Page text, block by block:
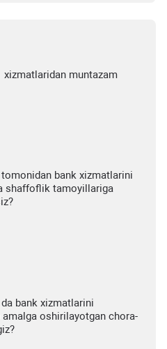
muntazam
bank xizmatlarini
shaffoflik tamoyillariga
bank xizmatlarini
oshirilayotgan chora-